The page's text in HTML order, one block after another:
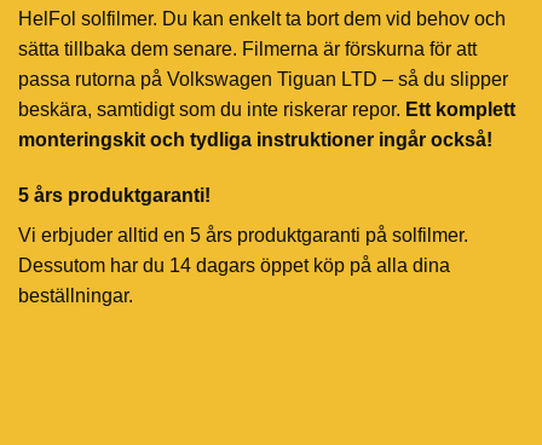
HelFol solfilmer. Du kan enkelt ta bort dem vid behov och
sätta tillbaka dem senare. Filmerna är förskurna för att
passa rutorna på Volkswagen Tiguan LTD – så du slipper
beskära, samtidigt som du inte riskerar repor. Ett komplett
monteringskit och tydliga instruktioner ingår också!
5 års produktgaranti!
Vi erbjuder alltid en 5 års produktgaranti på solfilmer.
Dessutom har du 14 dagars öppet köp på alla dina
beställningar.